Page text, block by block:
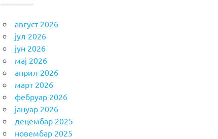
август 2026
јул 2026
јун 2026
мај 2026
април 2026
март 2026
фебруар 2026
јануар 2026
децембар 2025
новембар 2025